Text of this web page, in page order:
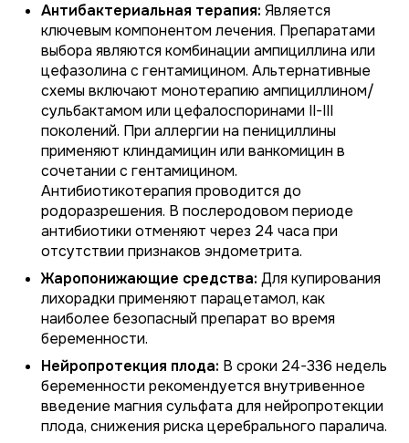
Антибактериальная терапия: Является
ключевым компонентом лечения. Препаратами
выбора являются комбинации ампициллина или
цефазолина с гентамицином. Альтернативные
схемы включают монотерапию ампициллином/
сульбактамом или цефалоспоринами II-III
поколений. При аллергии на пенициллины
применяют клиндамицин или ванкомицин в
сочетании с гентамицином.
Антибиотикотерапия проводится до
родоразрешения. В послеродовом периоде
антибиотики отменяют через 24 часа при
отсутствии признаков эндометрита.
Жаропонижающие средства: Для купирования
лихорадки применяют парацетамол, как
наиболее безопасный препарат во время
беременности.
Нейропротекция плода: В сроки 24-336 недель
беременности рекомендуется внутривенное
введение магния сульфата для нейропротекции
плода, снижения риска церебрального паралича.